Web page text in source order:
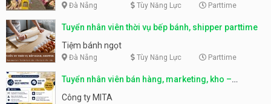
Đà Nẵng Tùy Năng Lực Parttime
Tuyển nhân viên thời vụ bếp bánh, shipper parttime
Tiệm bánh ngọt
Đà Nẵng Tùy Năng Lực Parttime
Tuyển nhân viên bán hàng, marketing, kho –
parttime, fulltime
Công ty MITA